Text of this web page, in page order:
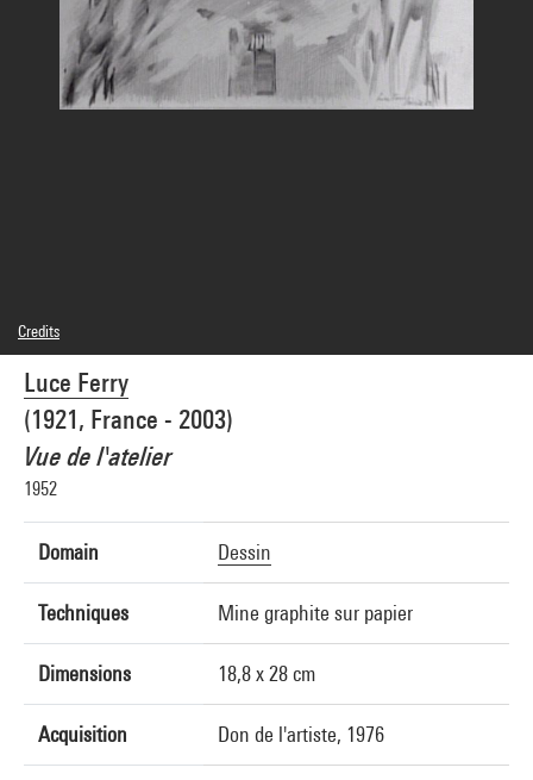
Luce Ferry
(1921, France - 2003)
Vue de l'atelier
1952
Domain Dessin
Techniques Mine graphite sur papier
Dimensions 18,8 x 28 cm
Acquisition Don de l'artiste, 1976
Credits
© Louis Carré & Cie, Paris
Photo credits : Centre Pompidou, MNAM-CCI/Jacqueline Hyde/Dist. GrandPalaisRmn
Image reference : 1A05215 [1976 X 1204]
Image presentation :GrandPalaisRmnPhoto